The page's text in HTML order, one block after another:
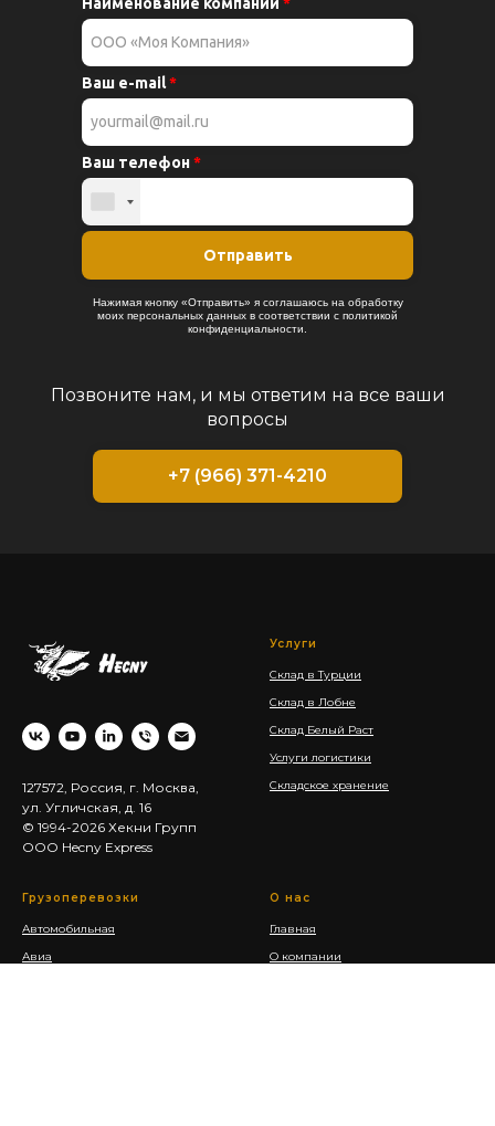
Позвоните нам, и мы ответим на все ваши
вопросы
+7 (966) 371-4210
127572, Россия, г. Москва,
ул. Угличская, д. 16
© 1994-2026 Хекни Групп
ООО Hecny Express
Услуги
Склад в Турции
Склад в Лобне
Склад Белый Раст
Услуги логистики
Складское хранение
Грузоперевозки
Автомобильная
Авиа
О нас
Главная
О компании